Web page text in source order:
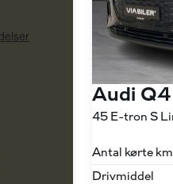
Audi Q4
Antal kørte km
Drivmiddel